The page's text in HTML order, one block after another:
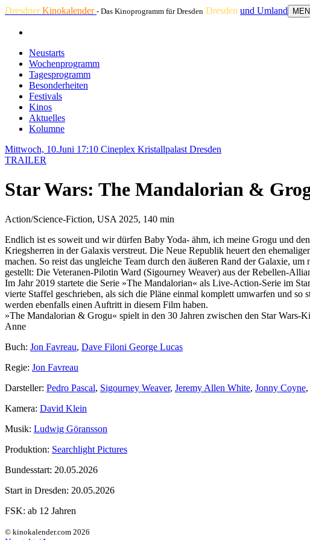
DresdnerKinokalender - Das Kinoprogramm für Dresden Dresden und Umland
Neustarts
Wochenprogramm
Tagesprogramm
Besonderheiten
Festivals
Kinos
Aktuelles
Kolumne
Mittwoch, 10.Juni 17:10 Cineplex Kristallpalast Dresden
TRAILER
Star Wars: The Mandalorian &
Action/Science-Fiction, USA 2025, 140 min
Endlich ist es soweit und wir dürfen Baby Yoda- ähm, ich meine Grogu und
Kriegsherren in der Galaxis verstreut. Die Neue Republik heuert den
machen. So reist das ungleiche Team durch den äußeren Rand der Galaxie,
gestellt: Die Veteranen-Pilotin Ward (Sigourney Weaver) aus der Rebellen-
Im Jahr 2019 startete die Serie »The Mandalorian« als Live-Action-Serie im
vierte Staffel geschrieben, als sich die Pläne einmal komplett umwarfen und
werden ebenfalls einen Auftritt in diesem Film haben.
»The Mandalorian & Grogu« spielt in den 30 Jahren zwischen den Star
Anne
Buch: Jon Favreau, Dave Filoni George Lucas
Regie: Jon Favreau
Darsteller: Pedro Pascal, Sigourney Weaver, Jeremy Allen White, Jonny Coyne,
Kamera: David Klein
Musik: Ludwig Göransson
Produktion: Searchlight Pictures
Bundesstart: 20.05.2026
Start in Dresden: 20.05.2026
FSK: ab 12 Jahren
© kinokalender.com 2026